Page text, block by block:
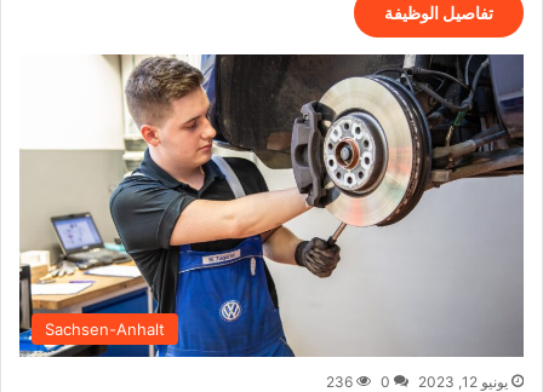
تفاصيل الوظيفة
Sachsen-Anhalt
يونيو 12, 2023 0
236